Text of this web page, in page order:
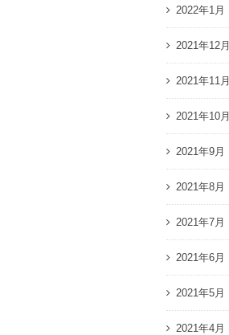
2022年1月
2021年12月
2021年11月
2021年10月
2021年9月
2021年8月
2021年7月
2021年6月
2021年5月
2021年4月